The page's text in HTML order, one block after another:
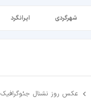
شهرگردی ایرانگرد
عکس روز نشنال جئوگرافیک